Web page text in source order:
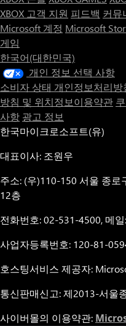
XBOX 고객 지원 피드백 커뮤
Microsoft 계정 Microsoft
게임
한국어(대한민국)
개인 정보 선택 사항
소비자 상태 개인정보처리방
방침 및 위치정보이용약관
사항 광고 정보
한국마이크로소프트(유)
대표이사: 조원우
주소: (우)110-150 서울 종
12층
전화번호: 02-531-4500, 메일:
사업자등록번호: 120-81-
호스팅서비스 제공자:
통신판매신고: 제2013-서울
사이버몰의 이용약관: